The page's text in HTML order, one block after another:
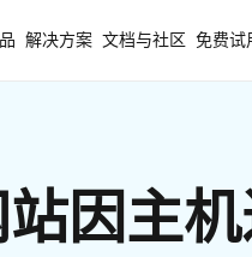
解决方案 文档与社区 免费试
因主